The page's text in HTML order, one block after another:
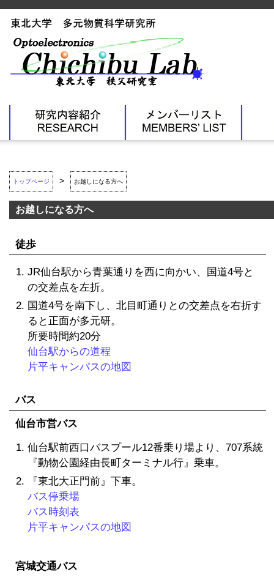
研究内容紹介 メンバ
トップページ > お越しになる方へ
お越しになる方へ
徒歩
JR仙台駅から青葉通りを西に向かい、国道4号と
の交差点を左折。
国道4号を南下し、北目町通りとの交差点を右折す
ると正面が多元研。
所要時間約20分
仙台駅からの道程
片平キャンパスの地図
バス
仙台市営バス
仙台駅前西口バスプール12番乗り場より、707系統
『動物公園経由長町ターミナル行』乗車。
『東北大正門前』下車。
バス停乗場
バス時刻表
片平キャンパスの地図
宮城交通バス